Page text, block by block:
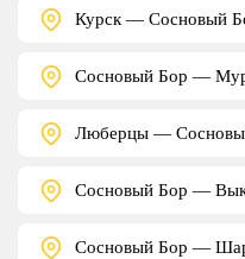
Курск — Сосновый
Сосновый Бор —
Люберцы —
Сосновый Бор —
Сосновый Бор —